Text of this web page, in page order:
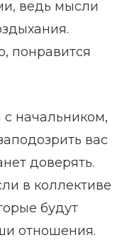
ведь мысли
понравится
начальником,
вас
доверять.
в коллективе
будут
отношения.